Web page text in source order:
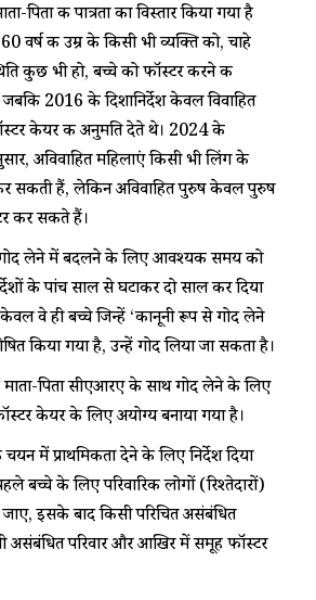
पिता की पात्रता का विस्तार किया गया है
वर्ष की उम्र के किसी भी व्यक्ति को, चाहे
कुछ भी हो, बच्चे को फॉस्टर करने की
2016 के दिशानिर्देश केवल विवाहित
केयर की अनुमति देते थे। 2024 के
अविवाहित महिलाएं किसी भी लिंग के
सकती हैं, लेकिन अविवाहित पुरुष केवल पुरुष
कर सकते हैं।
लेने में बदलने के लिए आवश्यक समय को
के पांच साल से घटाकर दो साल कर दिया
वे ही बच्चे जिन्हें ‘कानूनी रूप से गोद लेने
किया गया है, उन्हें गोद लिया जा सकता है।
माता-पिता सीएआरए के साथ गोद लेने के लिए
केयर के लिए अयोग्य बनाया गया है।
चयन में प्राथमिकता देने के लिए निर्देश दिया
बच्चे के लिए परिवारिक लोगों (रिश्तेदारों)
जाए, इसके बाद किसी परिचित असंबंधित
असंबंधित परिवार और आखिर में समूह फॉस्टर